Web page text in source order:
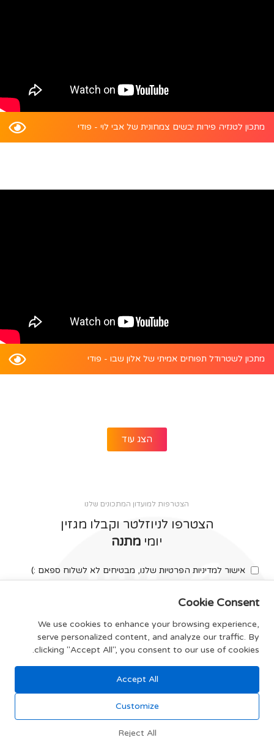
מתכון לטנזיה פירות יבשים צמחונית של אבי לוי - פודי
מתכון לשטרודל תפוחים אמיתי של אלון שבו - פודי
הצג עוד
הצטרפות למועדון המתכונים שלנו
הצטרפו לניוזלטר וקבלו מגזין
יומי מתנה
אישור למדיניות הפרטיות שלנו, מבטיחים לא לשלוח ספאם :)
צרפו אותי
תקנון האתר
Cookie Consent
We use cookies to enhance your browsing experience,
serve personalized content, and analyze our traffic. By
clicking "Accept All", you consent to our use of cookies.
Accept All
Customize
Reject All